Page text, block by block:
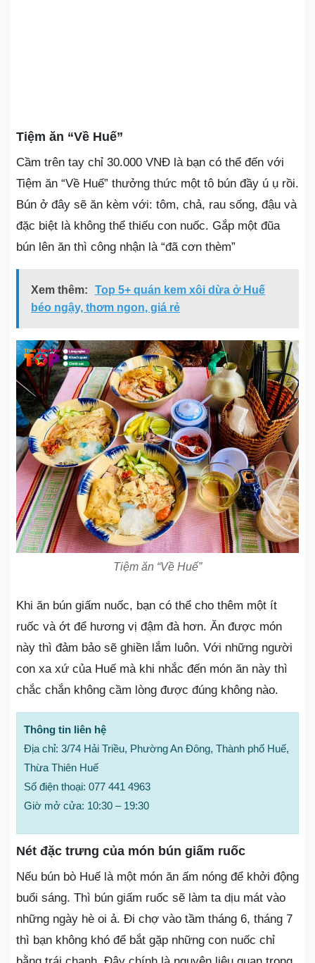
Tiệm ăn “Về Huế”
Cầm trên tay chỉ 30.000 VNĐ là bạn có thể đến với
Tiệm ăn “Về Huế” thưởng thức một tô bún đầy ú ụ rồi.
Bún ở đây sẽ ăn kèm với: tôm, chả, rau sống, đậu và
đặc biệt là không thể thiếu con nuốc. Gắp một đũa
bún lên ăn thì công nhận là “đã cơn thèm”
Xem thêm:
Top 5+ quán kem xôi dừa ở Huế
béo ngậy, thơm ngon, giá rẻ
Tiệm ăn “Về Huế”
Khi ăn bún giấm nuốc, bạn có thể cho thêm một ít
ruốc và ớt để hương vị đậm đà hơn. Ăn được món
này thì đảm bảo sẽ ghiền lắm luôn. Với những người
con xa xứ của Huế mà khi nhắc đến món ăn này thì
chắc chắn không cầm lòng được đúng không nào.
Thông tin liên hệ
Địa chỉ: 3/74 Hải Triều, Phường An Đông, Thành phố Huế,
Thừa Thiên Huế
Số điện thoại: 077 441 4963
Giờ mở cửa: 10:30 – 19:30
Nét đặc trưng của món bún giấm ruốc
Nếu bún bò Huế là một món ăn ấm nóng để khởi động
buổi sáng. Thì bún giấm ruốc sẽ làm ta dịu mát vào
những ngày hè oi ả. Đi chợ vào tầm tháng 6, tháng 7
thì bạn không khó để bắt gặp những con nuốc chỉ